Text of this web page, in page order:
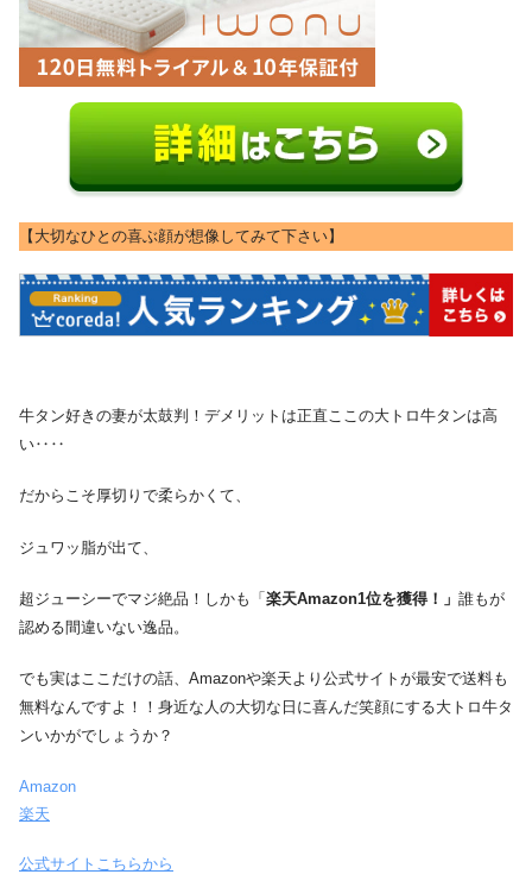
【大切なひとの喜ぶ顔が想像してみて下さい】
牛タン好きの妻が太鼓判！デメリットは正直ここの大トロ牛タンは高
い‥‥
だからこそ厚切りで柔らかくて、
ジュワッ脂が出て、
超ジューシーでマジ絶品！しかも「楽天Amazon1位を獲得！」 誰もが
認める間違いない逸品。
でも実はここだけの話、Amazonや楽天より公式サイトが最安で送料も
無料なんですよ！！身近な人の大切な日に喜んだ笑顔にする大トロ牛タ
ンいかがでしょうか？
Amazon
楽天
公式サイトこちらから